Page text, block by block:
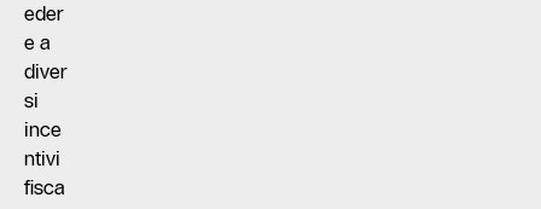
eder
e a
diver
si
ince
ntivi
fisca